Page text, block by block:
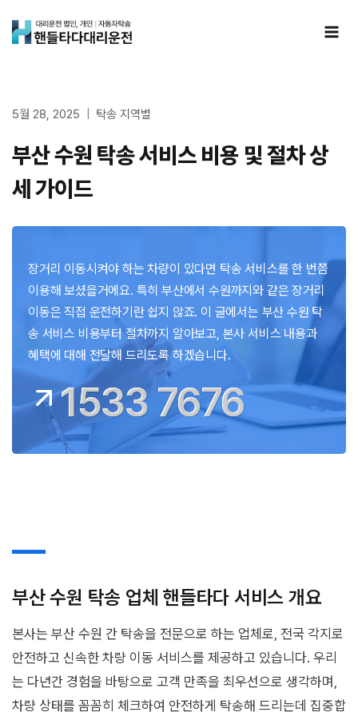
5월 28, 2025 탁송 지역별
부산 수원 탁송 서비스 비용 및 절차 상
세 가이드
장거리 이동시켜야 하는 차량이 있다면 탁송 서비스를 한 번쯤
이용해 보셨을거에요. 특히 부산에서 수원까지와 같은 장거리
이동은 직접 운전하기란 쉽지 않죠. 이 글에서는 부산 수원 탁
송 서비스 비용부터 절차까지 알아보고, 본사 서비스 내용과
혜택에 대해 전달해 드리도록 하겠습니다.
1533 7676
부산 수원 탁송 업체 핸들타다 서비스 개요
본사는 부산 수원 간 탁송을 전문으로 하는 업체로, 전국 각지로
안전하고 신속한 차량 이동 서비스를 제공하고 있습니다. 우리
는 다년간 경험을 바탕으로 고객 만족을 최우선으로 생각하며,
차량 상태를 꼼꼼히 체크하여 안전하게 탁송해 드리는데 집중합